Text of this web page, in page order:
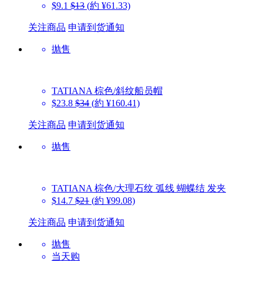
$9.1 $13 (約 ¥61.33)
关注商品 申请到货通知
抛售
TATIANA 棕色/斜纹船员帽
$23.8 $34 (約 ¥160.41)
关注商品 申请到货通知
抛售
TATIANA 棕色/大理石纹 弧线 蝴蝶结 发夹
$14.7 $21 (約 ¥99.08)
关注商品 申请到货通知
抛售
当天购